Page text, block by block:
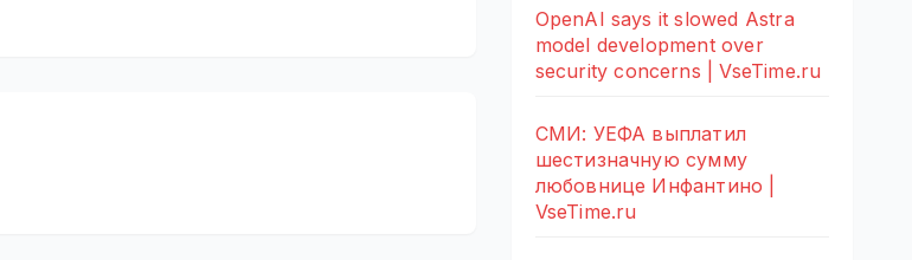
OpenAI says it slowed Astra
model development over
security concerns | VseTime.ru
СМИ: УЕФА выплатил
шестизначную сумму
любовнице Инфантино |
VseTime.ru